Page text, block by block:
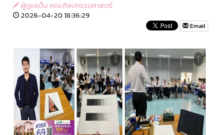
ผู้ดูแลเว็บ คณะศิลปกรรมศาสตร์
2026-04-20 18:36:29
Email